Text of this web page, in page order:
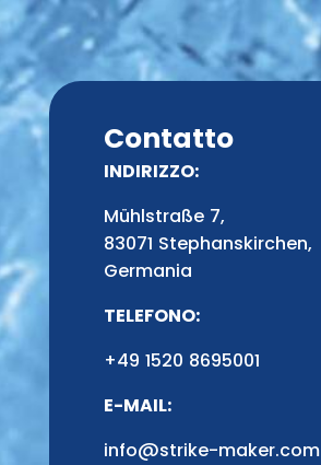
Contatto
INDIRIZZO:
Mühlstraße 7,
83071 Stephanskirchen,
Germania
TELEFONO:
+49 1520 8695001
E-MAIL:
info@strike-maker.com